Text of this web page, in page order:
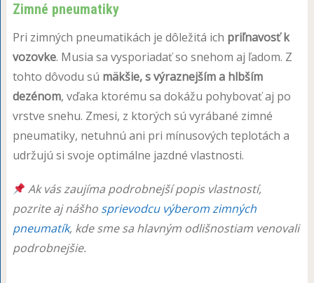
Zimné pneumatiky
Pri zimných pneumatikách je dôležitá ich priľnavosť k
vozovke. Musia sa vysporiadať so snehom aj ľadom. Z
tohto dôvodu sú mäkšie, s výraznejším a hlbším
dezénom, vďaka ktorému sa dokážu pohybovať aj po
vrstve snehu. Zmesi, z ktorých sú vyrábané zimné
pneumatiky, netuhnú ani pri mínusových teplotách a
udržujú si svoje optimálne jazdné vlastnosti.
Ak vás zaujíma podrobnejší popis vlastností,
pozrite aj nášho sprievodcu výberom zimných
pneumatík, kde sme sa hlavným odlišnostiam venovali
podrobnejšie.